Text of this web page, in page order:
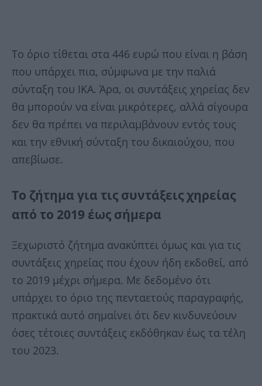
Το όριο τίθεται στα 446 ευρώ που είναι η βάση
που υπάρχει πια, σύμφωνα με την παλιά
σύνταξη του ΙΚΑ. Άρα, οι συντάξεις χηρείας δεν
θα μπορούν να είναι μικρότερες, αλλά σίγουρα
δεν θα πρέπει να περιλαμβάνουν εντός τους
και την εθνική σύνταξη του δικαιούχου, που
απεβίωσε.
Το ζήτημα για τις συντάξεις χηρείας
από το 2019 έως σήμερα
Ξεχωριστό ζήτημα ανακύπτει όμως και για τις
συντάξεις χηρείας που έχουν ήδη εκδοθεί, από
το 2019 μέχρι σήμερα. Με δεδομένο ότι
υπάρχει το όριο της πενταετούς παραγραφής,
πρακτικά αυτό σημαίνει ότι δεν κινδυνεύουν
όσες τέτοιες συντάξεις εκδόθηκαν έως τα τέλη
του 2023.